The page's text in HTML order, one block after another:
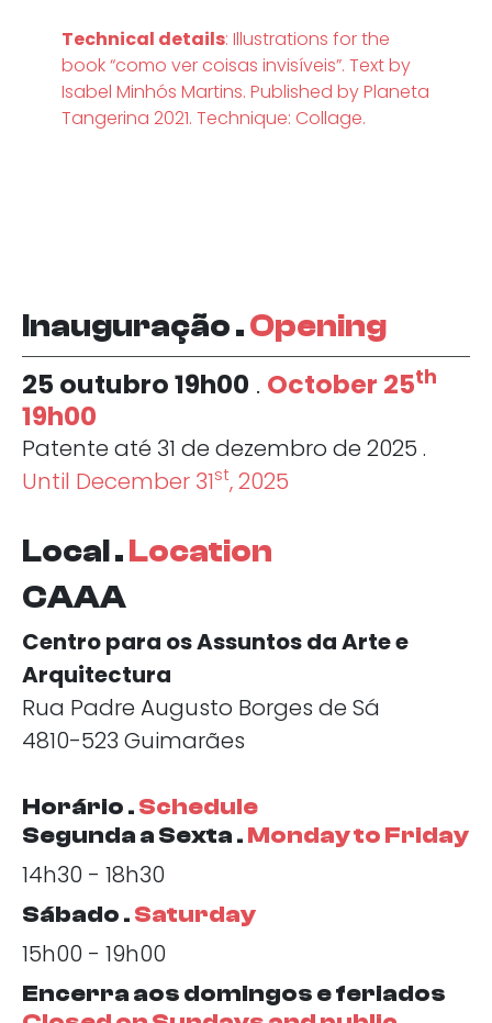
Technical details: Illustrations for the
book “como ver coisas invisíveis”. Text by
Isabel Minhós Martins. Published by Planeta
Tangerina 2021. Technique: Collage.
Inauguração .Opening
25 outubro 19h00 . October 25th
19h00
Patente até 31 de dezembro de 2025 .
Until December 31st, 2025
Local .Location
CAAA
Centro para os Assuntos da Arte e
Arquitectura
Rua Padre Augusto Borges de Sá
4810-523 Guimarães
Horário . Schedule
Segunda a Sexta . Monday to Friday
14h30 - 18h30
Sábado . Saturday
15h00 - 19h00
Encerra aos domingos e feriados